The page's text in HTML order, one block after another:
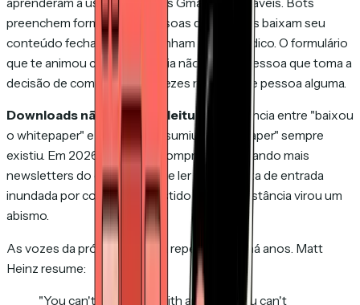
preenchem formulários. Pessoas de compras baixam seu
conteúdo fechado e encaminham para o jurídico. O formulário
que te animou com frequência não vem da pessoa que toma a
decisão de compra. Muitas vezes não vem de pessoa alguma.
Downloads não sinalizam leitura.
A distância entre "baixou
o whitepaper" e "de fato consumiu o whitepaper" sempre
existiu. Em 2026, com cada comprador assinando mais
newsletters do que consegue ler e cada caixa de entrada
inundada por conteúdo assistido por IA, a distância virou um
abismo.
As vozes da própria indústria repetem isso há anos. Matt
Heinz resume:
"You can't buy a beer with an MQL. You can't